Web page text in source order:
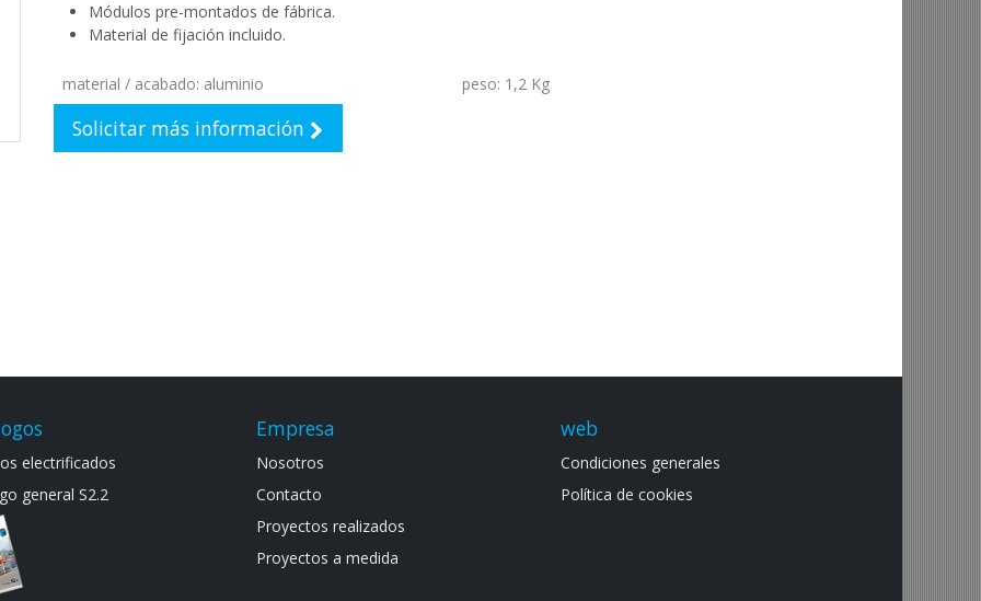
Módulos pre-montados de fábrica.
Material de fijación incluido.
material / acabado: aluminio peso: 1,2 Kg
Solicitar más información
web
Condiciones generales
Política de cookies
Empresa
Noso​tros
Contacto
Proyectos realizados
Proyectos a medida
electrif​icad​os
general S​2.2